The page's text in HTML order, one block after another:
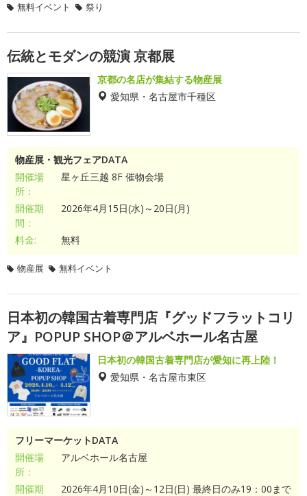
無料イベント 祭り
伝統とモダンの競演 京都展
京都の名店が集結する物産展
愛知県・名古屋市千種区
物産展・観光フェアDATA
開催場
所：
星ヶ丘三越 8F 催物会場
開催期
間：
2026年4月15日(水)～20日(月)
料金: 無料
物産展 無料イベント
日本初の韓国古着専門店『グッドフラットコリ
ア』POPUP SHOP＠アルベホール名古屋
日本初の韓国古着専門店が愛知に再上陸！
愛知県・名古屋市東区
フリーマーケットDATA
開催場
所：
アルベホール名古屋
開催期
2026年4月10日(金)～12日(日) 最終日のみ19：00まで